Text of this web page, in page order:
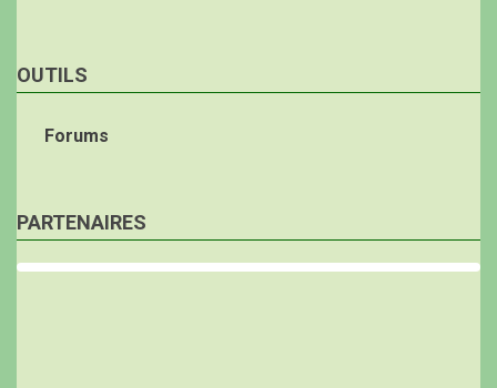
OUTILS
Forums
PARTENAIRES